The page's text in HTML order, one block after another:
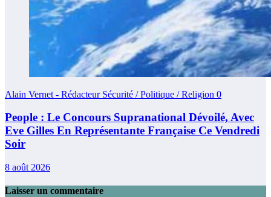
Alain Vernet - Rédacteur Sécurité / Politique / Religion 0
People : Le Concours Supranational Dévoilé, Avec
Eve Gilles En Représentante Française Ce Vendredi
Soir
8 août 2026
Laisser un commentaire